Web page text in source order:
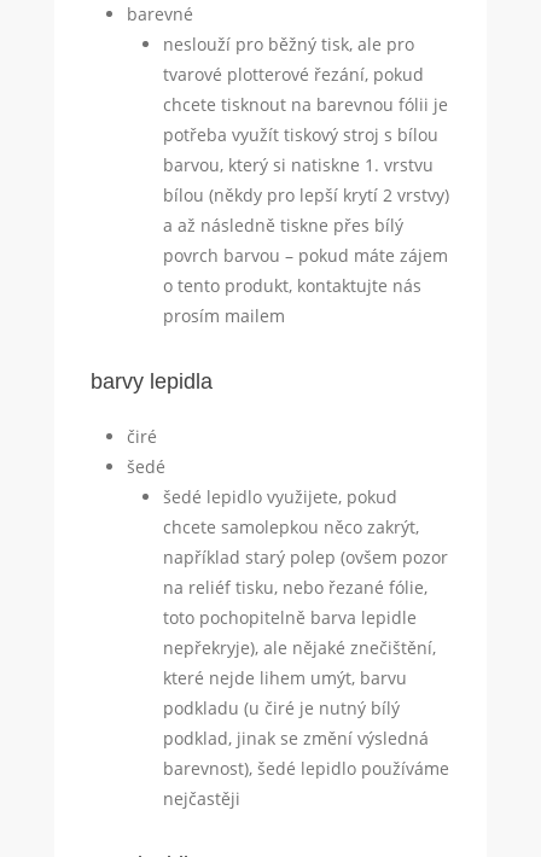
barevné
neslouží pro běžný tisk, ale pro
tvarové plotterové řezání, pokud
chcete tisknout na barevnou fólii je
potřeba využít tiskový stroj s bílou
barvou, který si natiskne 1. vrstvu
bílou (někdy pro lepší krytí 2 vrstvy)
a až následně tiskne přes bílý
povrch barvou – pokud máte zájem
o tento produkt, kontaktujte nás
prosím mailem
barvy lepidla
čiré
šedé
šedé lepidlo využijete, pokud
chcete samolepkou něco zakrýt,
například starý polep (ovšem pozor
na reliéf tisku, nebo řezané fólie,
toto pochopitelně barva lepidle
nepřekryje), ale nějaké znečištění,
které nejde lihem umýt, barvu
podkladu (u čiré je nutný bílý
podklad, jinak se změní výsledná
barevnost), šedé lepidlo používáme
nejčastěji